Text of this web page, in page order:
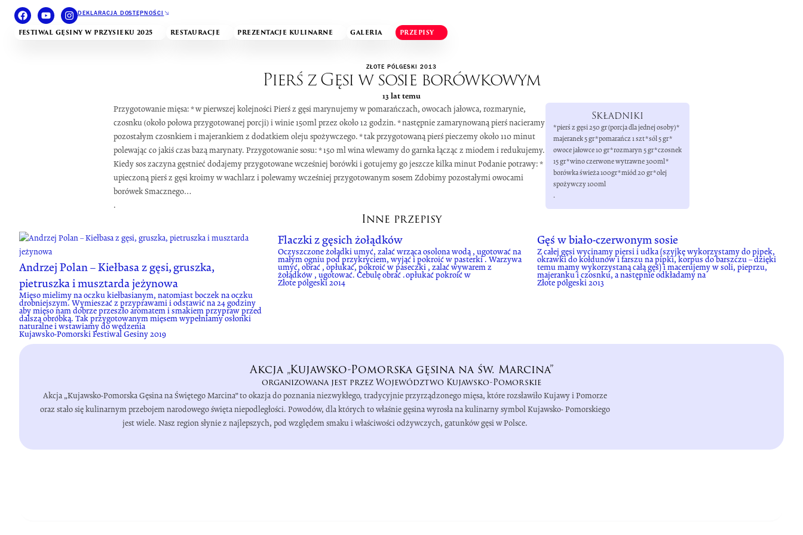
DEKLARACJA DOSTĘPNOŚCI
FESTIWAL GĘSINY W PRZYSIEKU 2025 RESTAURACJE PREZENTACJE KULINARNE GALERIA PRZEPISY
ZŁOTE PÓLGESKI 2013
Pierś z Gęsi w sosie borówkowym
13 lat temu
Przygotowanie mięsa: * w pierwszej kolejności Pierś z gęsi marynujemy w pomarańczach, owocach jałowca, rozmarynie,
czosnku (około połowa przygotowanej porcji) i winie 150ml przez około 12 godzin. * następnie zamarynowaną pierś nacieramy
pozostałym czosnkiem i majerankiem z dodatkiem oleju spożywczego. * tak przygotowaną pierś pieczemy około 110 minut
polewając co jakiś czas bazą marynaty. Przygotowanie sosu: * 150 ml wina wlewamy do garnka łącząc z miodem i redukujemy.
Kiedy sos zaczyna gęstnieć dodajemy przygotowane wcześniej borówki i gotujemy go jeszcze kilka minut Podanie potrawy: *
upieczoną pierś z gęsi kroimy w wachlarz i polewamy wcześniej przygotowanym sosem Zdobimy pozostałymi owocami
borówek Smacznego…
.
Składniki
* pierś z gęsi 250 gr (porcja dla jednej osoby) *
majeranek 5 gr * pomarańcz 1 szt * sól 5 gr *
owoce jałowce 10 gr * rozmaryn 5 gr * czosnek
15 gr * wino czerwone wytrawne 300ml *
borówka świeża 100gr * miód 20 gr * olej
spożywczy 100ml
.
Inne przepisy
Andrzej Polan – Kiełbasa z gęsi, gruszka,
pietruszka i musztarda jeżynowa
Mięso mielimy na oczku kiełbasianym, natomiast boczek na oczku
drobniejszym. Wymieszać z przyprawami i odstawić na 24 godziny
aby mięso nam dobrze przeszło aromatem i smakiem przypraw przed
dalszą obróbką. Tak przygotowanym mięsem wypełniamy osłonki
naturalne i wstawiamy do wędzenia
Kujawsko-Pomorski Festiwal Gesiny 2019
Flaczki z gęsich żołądków
Oczyszczone żołądki umyć, zalać wrząca osolona wodą , ugotować na
małym ogniu pod przykryciem, wyjąć i pokroić w pasterki . Warzywa
umyć, obrać , opłukać, pokroić w paseczki , zalać wywarem z
żołądków , ugotować. Cebulę obrać .opłukać pokroić w
Złote pólgeski 2014
Gęś w biało-czerwonym sosie
Z całej gęsi wycinamy piersi i udka (szyjkę wykorzystamy do pipek,
okrawki do kołdunów i farszu na pipki, korpus do barszczu – dzięki
temu mamy wykorzystaną całą gęś) i macerujemy w soli, pieprzu,
majeranku i czosnku, a następnie odkładamy na
Złote pólgeski 2013
Akcja „Kujawsko-Pomorska gęsina na św. Marcina”
organizowana jest przez Województwo Kujawsko-Pomorskie
Akcja „Kujawsko-Pomorska Gęsina na Świętego Marcina” to okazja do poznania niezwykłego, tradycyjnie przyrządzonego mięsa, które rozsławiło Kujawy i Pomorze
oraz stało się kulinarnym przebojem narodowego święta niepodległości. Powodów, dla których to właśnie gęsina wyrosła na kulinarny symbol Kujawsko- Pomorskiego
jest wiele. Nasz region słynie z najlepszych, pod względem smaku i właściwości odżywczych, gatunków gęsi w Polsce.